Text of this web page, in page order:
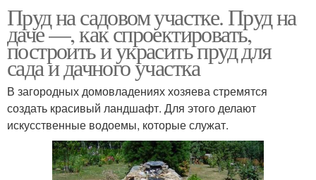
Пруд на садовом участке. Пруд на
даче —, как спроектировать,
построить и украсить пруд для
сада и дачного участка
В загородных домовладениях хозяева стремятся
создать красивый ландшафт. Для этого делают
искусственные водоемы, которые служат.